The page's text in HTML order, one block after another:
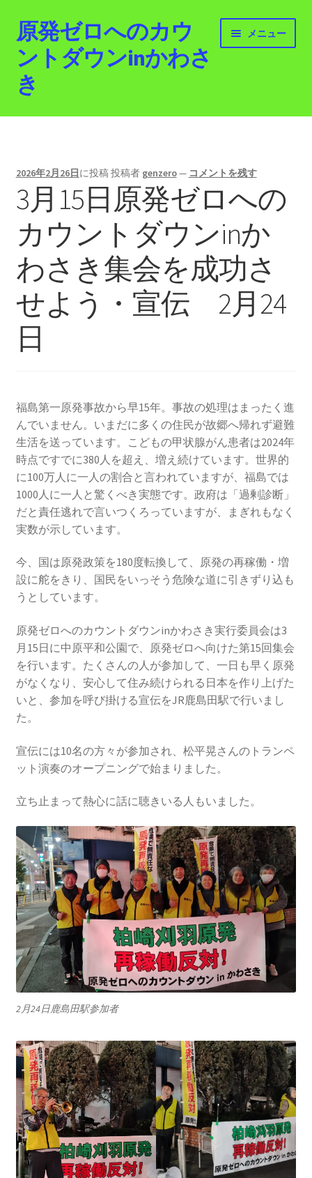
ナ
ビ
ゲ
ー
シ
キ
ッ
コ
ン
テ
ン
ツ
プ
原発ゼロへのカウ
ントダウンinかわさ
き
メニュー
ホーム
活動紹介
2012.3.11 「原発ゼロへのカウントダウンinかわさ
き」「原発ゼロへの行進！誰でもデモ！」
原発ゼロ金曜日行動 inかわさき
2013.3.10 第２回原発ゼロへのカウントダウンinかわ
さき 集会
2014.10.13 「今こそ９条inかわさき」大集会 第二分
科会【原発は人権問題だ】 福島からの発言
2022.3.13 第11回原発ゼロへのカウントダウンinかわ
さき 集会
2015.3.8 第4回原発ゼロへのカウントダウンinかわさ
2016.1.31 日本と原発上映会＆講演会
2016.3 .13 第5回原発ゼロへのカウントダウンinかわさ
き 集会
2017.3.12 第6回原発ゼロへのカウントダウンinかわさ
き 集会
さき集会
さき 集会
2023.3.12 第12回原発ゼロへのカウントダウンinかわ
さき集会
2023.6.25（日）映画「原発をとめた裁判長 そして
原発をとめる農家たち」上映会を開催
2023.10.8 原発ゼロへのカウントダウンinかわさき
講演会開催
2024.3.10第13回原発ゼロへのカウントダウンinかわさ
2024.10.13 映画「決断」上映と講演会を開催
2025.3.23第14回原発ゼロへのカウントダウンinかわさ
き集会開催
2026.3.15 第１５回原発ゼロへのカウントダウンinか
わさき集会開催
2026年2月26日に投稿投稿者 genzero— コメントを残す
3月15日原発ゼロへの
カウントダウンinか
わさき集会を成功さ
せよう・宣伝 2月24
日
福島第一原発事故から早15年。事故の処理はまったく進
んでいません。いまだに多くの住民が故郷へ帰れず避難
生活を送っています。こどもの甲状腺がん患者は2024年
時点ですでに380人を超え、増え続けています。世界的
に100万人に一人の割合と言われていますが、福島では
1000人に一人と驚くべき実態です。政府は「過剰診断」
だと責任逃れで言いつくろっていますが、まぎれもなく
実数が示しています。
今、国は原発政策を180度転換して、原発の再稼働・増
設に舵をきり、国民をいっそう危険な道に引きずり込も
うとしています。
原発ゼロへのカウントダウンinかわさき実行委員会は3
月15日に中原平和公園で、原発ゼロへ向けた第15回集会
を行います。たくさんの人が参加して、一日も早く原発
がなくなり、安心して住み続けられる日本を作り上げた
いと、参加を呼び掛ける宣伝をJR鹿島田駅で行いまし
た。
宣伝には10名の方々が参加され、松平晃さんのトランペ
ット演奏のオープニングで始まりました。
立ち止まって熱心に話に聴きいる人もいました。
2月24日鹿島田駅参加者